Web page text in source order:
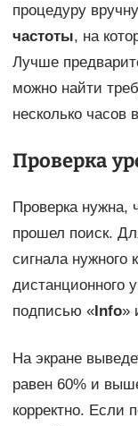
процедуру
частоты, на
Лучше
можно найти
несколько часов
Проверка
Проверка нужна,
прошел поиск.
сигнала нужного
дистанционного
подписью «Info»
На экране
равен 60% и
корректно. Если